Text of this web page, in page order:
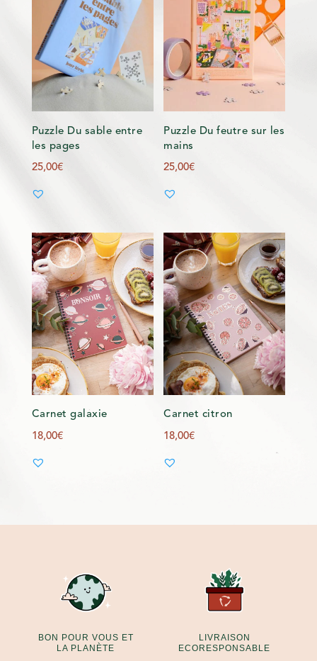
Puzzle Du sable entre
les pages
25,00€
Puzzle Du feutre sur les
mains
25,00€
Carnet galaxie
18,00€
Carnet citron
18,00€
BON POUR VOUS ET
LA PLANÈTE
LIVRAISON
ECORESPONSABLE